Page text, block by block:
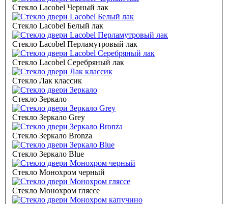
Стекло Lacobel Черный лак
Стекло Lacobel Белый лак
Стекло Lacobel Перламутровый лак
Стекло Lacobel Серебряный лак
Стекло Лак классик
Стекло Зеркало
Стекло Зеркало Grey
Стекло Зеркало Bronza
Стекло Зеркало Blue
Стекло Монохром черный
Стекло Монохром гляссе